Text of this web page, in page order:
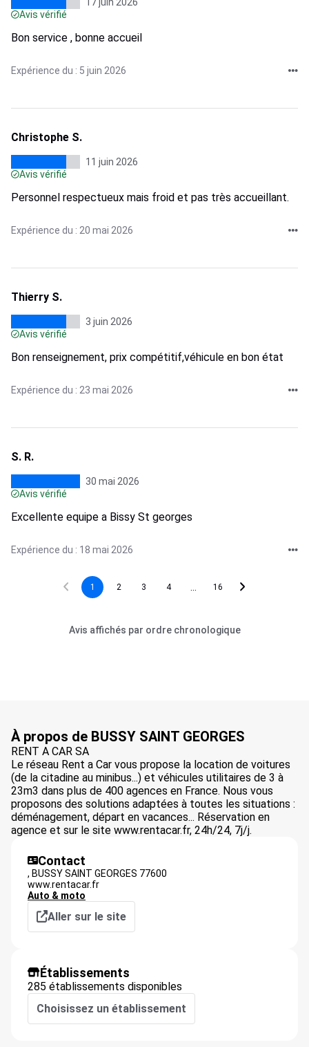
Avis vérifié
Bon service , bonne accueil
Expérience du : 5 juin 2026
Christophe S.
11 juin 2026
Avis vérifié
Personnel respectueux mais froid et pas très accueillant.
Expérience du : 20 mai 2026
Thierry S.
3 juin 2026
Avis vérifié
Bon renseignement, prix compétitif,véhicule en bon état
Expérience du : 23 mai 2026
S. R.
30 mai 2026
Avis vérifié
Excellente equipe a Bissy St georges
Expérience du : 18 mai 2026
1 2 3 4 16
Avis affichés par ordre chronologique
À propos de BUSSY SAINT GEORGES
RENT A CAR SA
Le réseau Rent a Car vous propose la location de voitures
(de la citadine au minibus...) et véhicules utilitaires de 3 à
23m3 dans plus de 400 agences en France. Nous vous
proposons des solutions adaptées à toutes les situations :
déménagement, départ en vacances... Réservation en
agence et sur le site www.rentacar.fr, 24h/24, 7j/j.
Contact
, BUSSY SAINT GEORGES 77600
www.rentacar.fr
Auto & moto
Aller sur le site
Établissements
285 établissements disponibles
Choisissez un établissement